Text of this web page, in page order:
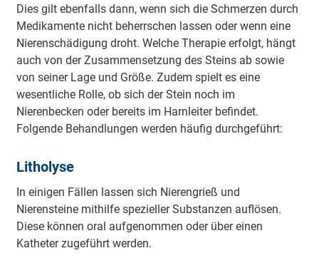
Dies gilt ebenfalls dann, wenn sich die Schmerzen durch
Medikamente nicht beherrschen lassen oder wenn eine
Nierenschädigung droht. Welche Therapie erfolgt, hängt
auch von der Zusammensetzung des Steins ab sowie
von seiner Lage und Größe. Zudem spielt es eine
wesentliche Rolle, ob sich der Stein noch im
Nierenbecken oder bereits im Harnleiter befindet.
Folgende Behandlungen werden häufig durchgeführt:
Litholyse
In einigen Fällen lassen sich Nierengrieß und
Nierensteine mithilfe spezieller Substanzen auflösen.
Diese können oral aufgenommen oder über einen
Katheter zugeführt werden.